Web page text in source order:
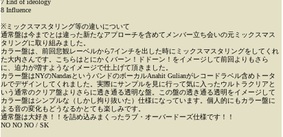
7 End of ideology
8 Influence
※ミックスマスタリング等の違いについて
通常盤は今までとは違った新たなアプローチを含めてメンバー立ち会いの元ミックスマス
タリングに取り組みました。
カラー盤は、前回悲観レーベルから7インチを出した時にミックスマスタリングをしてくれ
た大内さんです。こちらはとにかくバーン！ドドーン！をイメージして前回よりもさら
に、迫力が増すようなイメージで仕上げて頂きました。
カラー盤はNYのNandasというバンドのボーカルAnahit Gulianがレコードラベル含めトータ
ルでデザインしてくれました。実際にサンプルを見に行って気に入ったウルトラクリアと
いう通常のクリア盤よりさらに透き通る透明な盤。この盤の透き通る透明をイメージして
カラー盤はシンプルな（しかし拘り抜いた）仕様になっています。個人的にもカラー盤に
よる音の変化もどうなるかとても楽しみです。
通常盤は大好き！！を詰め込みまくったラブ・オーバードーズ仕様です！！
NO NO NO / SK